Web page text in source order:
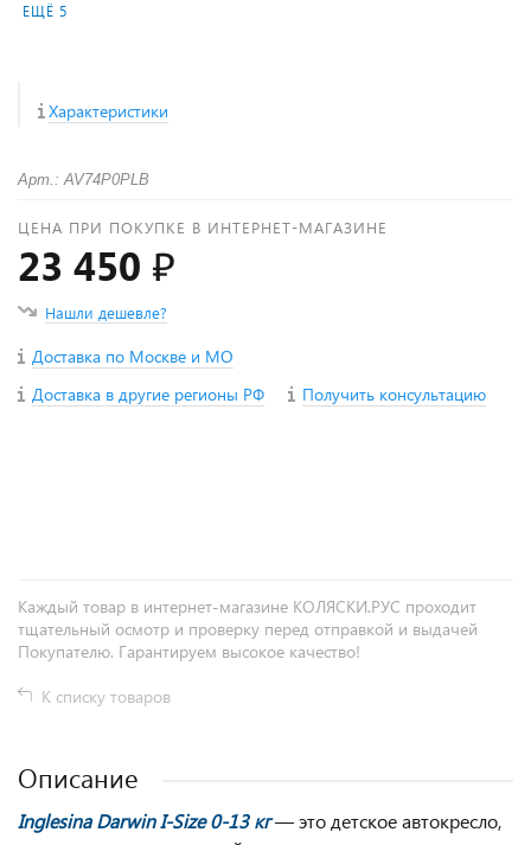
ЕЩЁ 5
Характеристики
Арт.: AV74P0PLB
ЦЕНА ПРИ ПОКУПКЕ В ИНТЕРНЕТ-МАГАЗИНЕ
23 450 ₽
Нашли дешевле?
Доставка по Москве и МО
Доставка в другие регионы РФ
Получить консультацию
Каждый товар в интернет-магазине КОЛЯСКИ.РУС проходит
тщательный осмотр и проверку перед отправкой и выдачей
Покупателю. Гарантируем высокое качество!
К списку товаров
Описание
Inglesina Darwin I-Size 0-13 кг— это детское автокресло,